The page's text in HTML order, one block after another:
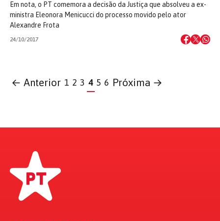
Em nota, o PT comemora a decisão da Justiça que absolveu a ex-
ministra Eleonora Menicucci do processo movido pelo ator
Alexandre Frota
24/10/2017
← Anterior 1 2 3 4 5 6 Próxima →